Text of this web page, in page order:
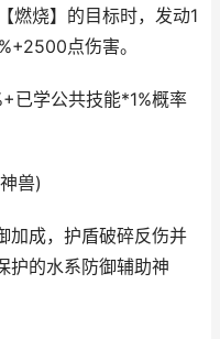
烧】的目标时，发动1
点伤害。
学公共技能*1%概率
兽)
成，护盾破碎反伤并
护的水系防御辅助神